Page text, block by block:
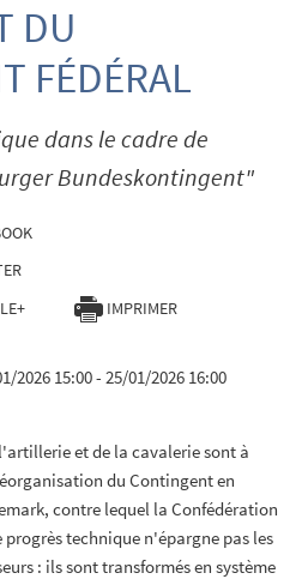
DU
FÉDÉRAL
dans le cadre de
Bundeskontingent"
- NOUVELLE FENÊTRE
- NOUVELLE FENÊTRE
IMPRIMER
2026 15:00 - 25/01/2026 16:00
et de la cavalerie sont à
du Contingent en
contre lequel la Confédération
progrès technique n'épargne pas les
: ils sont transformés en système